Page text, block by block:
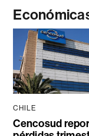
CHILE
Cencosud